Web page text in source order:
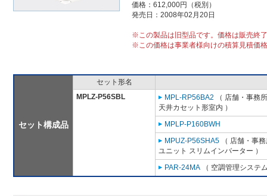
価格：612,000円（税別）
発売日：2008年02月20日
※この製品は旧型品です。価格は販売終
※この価格は事業者様向けの積算見積価
セット構成品
セット形名
MPLZ-P56SBL
MPL-RP56BA2 （ 店舗・事務
天井カセット形室内 ）
MPLP-P160BWH
MPUZ-P56SHA5 （ 店舗・事
ユニット スリムインバーター ）
PAR-24MA （ 空調管理システ